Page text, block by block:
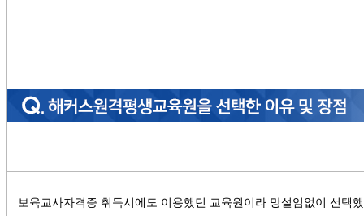
보육교사자격증 취득시에도 이용했던 교육원이라 망설임없이 선택